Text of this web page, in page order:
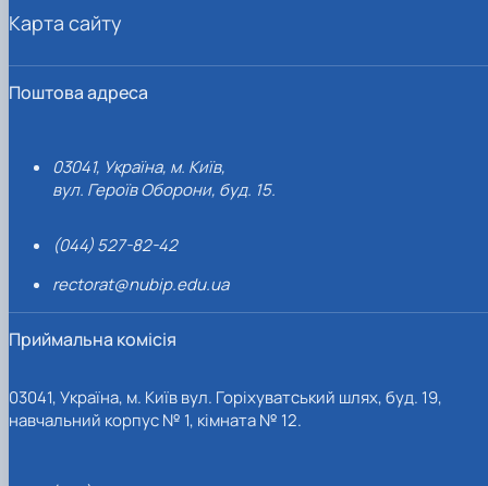
Поштова адреса
03041, Україна, м. Київ,
вул. Героїв Оборони, буд. 15.
(044) 527-82-42
rectorat@nubip.edu.ua
Приймальна комісія
03041, Україна, м. Київ вул. Горіхуватський шлях, буд. 19,
навчальний корпус № 1, кімната № 12.
Карта сайту